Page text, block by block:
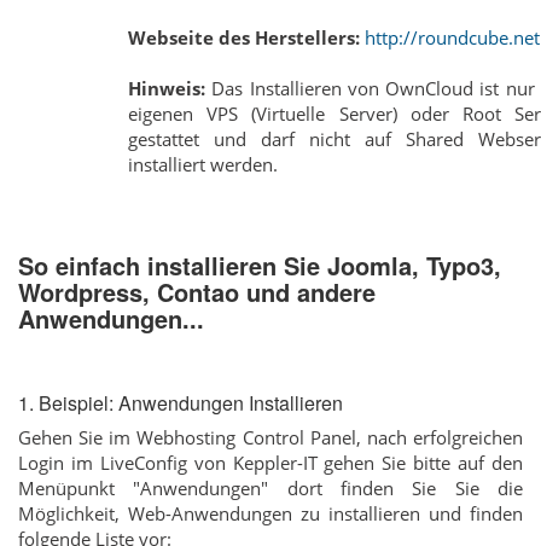
Webseite des Herstellers: http://roundcube.net
Hinweis: Das Installieren von OwnCloud ist nur
eigenen VPS (Virtuelle Server) oder Root
gestattet und darf nicht auf Shared
installiert werden.
So einfach installieren Sie Joomla, Typo3,
Wordpress, Contao und andere
Anwendungen...
1. Beispiel: Anwendungen Installieren
Gehen Sie im Webhosting Control Panel, nach erfolgreichen
Login im LiveConfig von Keppler-IT gehen Sie bitte auf den
Menüpunkt "Anwendungen" dort finden Sie Sie die
Möglichkeit, Web-Anwendungen zu installieren und finden
folgende Liste vor: